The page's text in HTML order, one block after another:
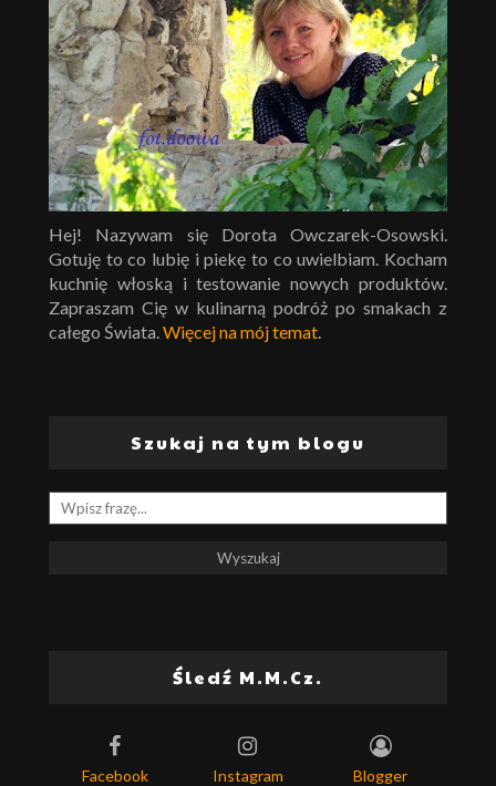
Hej! Nazywam się Dorota Owczarek-Osowski.
Gotuję to co lubię i piekę to co uwielbiam. Kocham
kuchnię włoską i testowanie nowych produktów.
Zapraszam Cię w kulinarną podróż po smakach z
całego Świata.Więcej na mój temat.
Szukaj na tym blogu
Śledź M.M.Cz.
Facebook Instagram Blogger